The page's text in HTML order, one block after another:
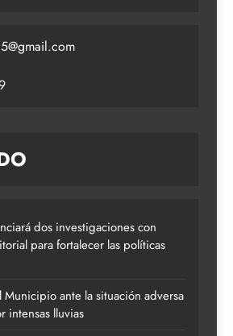
dos investigaciones con
para fortalecer las políticas
ante la situación adversa
intensas lluvias